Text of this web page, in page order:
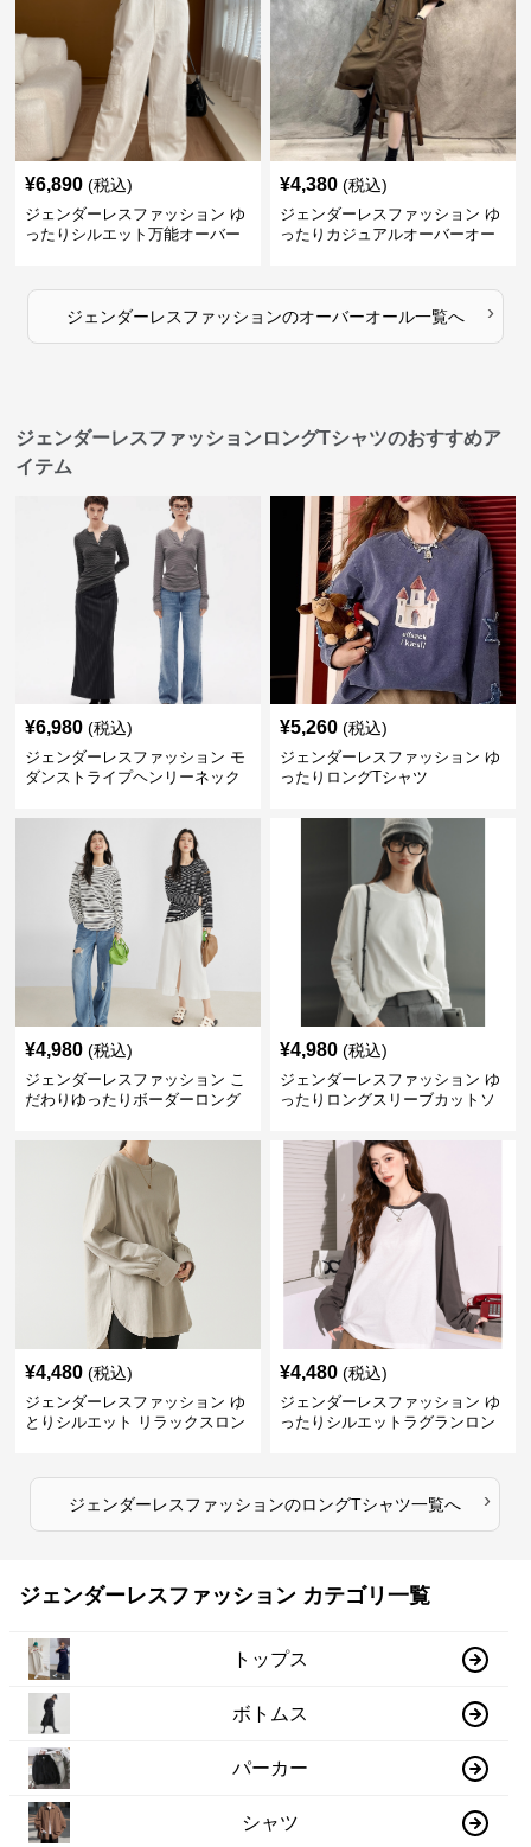
¥6,890 (税込)
ジェンダーレスファッション ゆ
ったりシルエット万能オーバー
¥4,380 (税込)
ジェンダーレスファッション ゆ
ったりカジュアルオーバーオー
ジェンダーレスファッションのオーバーオール一覧へ ›
ジェンダーレスファッションロングTシャツのおすすめア
イテム
¥6,980 (税込)
ジェンダーレスファッション モ
ダンストライプヘンリーネック
¥5,260 (税込)
ジェンダーレスファッション ゆ
ったりロングTシャツ
¥4,980 (税込)
ジェンダーレスファッション こ
だわりゆったりボーダーロング
¥4,980 (税込)
ジェンダーレスファッション ゆ
ったりロングスリーブカットソ
¥4,480 (税込)
ジェンダーレスファッション ゆ
とりシルエット リラックスロン
¥4,480 (税込)
ジェンダーレスファッション ゆ
ったりシルエットラグランロン
ジェンダーレスファッションのロングTシャツ一覧へ ›
ジェンダーレスファッション カテゴリ一覧
トップス
ボトムス
パーカー
シャツ